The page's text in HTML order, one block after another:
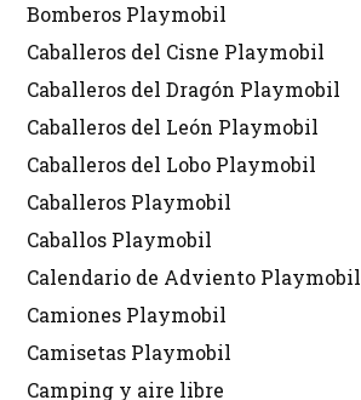
Bomberos Playmobil
Caballeros del Cisne Playmobil
Caballeros del Dragón Playmobil
Caballeros del León Playmobil
Caballeros del Lobo Playmobil
Caballeros Playmobil
Caballos Playmobil
Calendario de Adviento Playmobil
Camiones Playmobil
Camisetas Playmobil
Camping y aire libre